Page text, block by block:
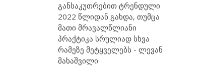
განსაკუთრებით ტრენდული
2022 წლიდან გახდა, თუმცა
მათი მრავალწლიანი
პრაქტიკა სრულიად სხვა
რამეზე მეტყველებს - ლევან
მახაშვილი